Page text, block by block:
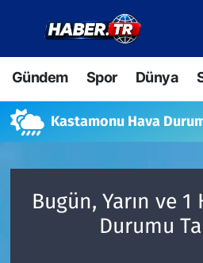
Gündem Spor Dünya
Kastamonu Hava
Bugün, Yarın ve 1
Durumu
Gündem
Spor
Dünya
Hava Durumu
Trafik Durumu
Süper Lig Puan Durumu
Son Dakika Haberleri